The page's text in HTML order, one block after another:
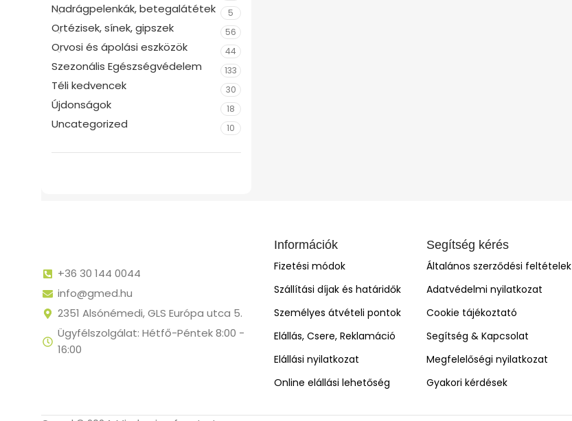
Nadrágpelenkák, betegalátétek 5
Ortézisek, sínek, gipszek 56
Orvosi és ápolási eszközök 44
Szezonális Egészségvédelem 133
Téli kedvencek 30
Újdonságok 18
Uncategorized 10
+36 30 144 0044
info@gmed.hu
2351 Alsónémedi, GLS Európa utca 5.
Ügyfélszolgálat: Hétfő-Péntek 8:00 -
16:00
Információk
Fizetési módok
Szállítási díjak és határidők
Személyes átvételi pontok
Elállás, Csere, Reklamáció
Elállási nyilatkozat
Online elállási lehetőség
Segítség kérés
Általános szerződési feltételek
Adatvédelmi nyilatkozat
Cookie tájékoztató
Segítség & Kapcsolat
Megfelelőségi nyilatkozat
Gyakori kérdések